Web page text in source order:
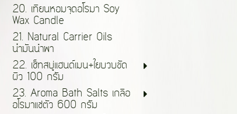
20. เทียนหอมจุดอโรมา Soy
Wax Candle
21. Natural Carrier Oils
น้ำมันนำพา
22. เซ็ทสบู่แฮนด์เมน+ใยบวบขัด
ผิว 100 กรัม
23. Aroma Bath Salts เกลือ
อโรมาแช่ตัว 600 กรัม